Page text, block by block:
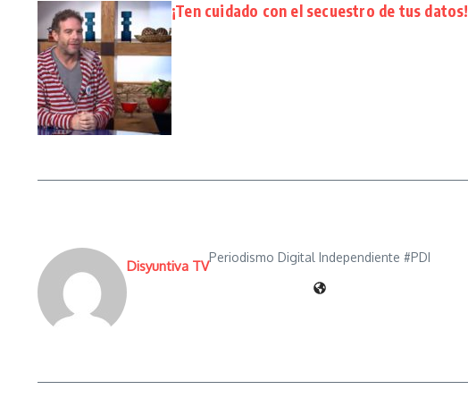
¡Ten cuidado con el secuestro de tus datos!
Disyuntiva TV
Periodismo Digital Independiente #PDI